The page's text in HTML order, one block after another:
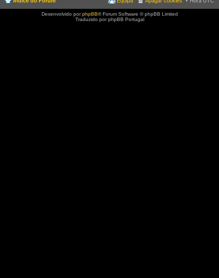
Desenvolvido porphpBB® Forum Software © phpBB Limited
Traduzido por phpBB Portugal